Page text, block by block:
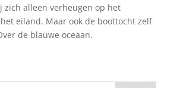
zich alleen verheugen op het
eiland. Maar ook de boottocht zelf
de blauwe oceaan.